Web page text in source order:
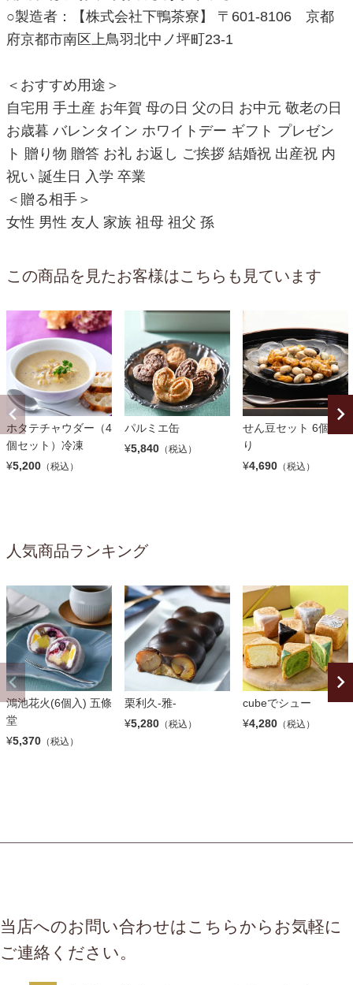
○製造者：【株式会社下鴨茶寮】 〒601-8106 京都
府京都市南区上鳥羽北中ノ坪町23-1
＜おすすめ用途＞
自宅用 手土産 お年賀 母の日 父の日 お中元 敬老の日
お歳暮 バレンタイン ホワイトデー ギフト プレゼン
ト 贈り物 贈答 お礼 お返し ご挨拶 結婚祝 出産祝 内
祝い 誕生日 入学 卒業
＜贈る相手＞
女性 男性 友人 家族 祖母 祖父 孫
この商品を見たお客様はこちらも見ています
ホタテチャウダー（4
個セット）冷凍
¥5,200 （税込）
パルミエ缶
¥5,840 （税込）
せん豆セット 6個入
り
¥4,690 （税込）
人気商品ランキング
鴻池花火(6個入) 五條
堂
¥5,370 （税込）
栗利久-雅-
¥5,280 （税込）
cubeでシュー
¥4,280 （税込）
当店へのお問い合わせはこちらからお気軽に
ご連絡ください。